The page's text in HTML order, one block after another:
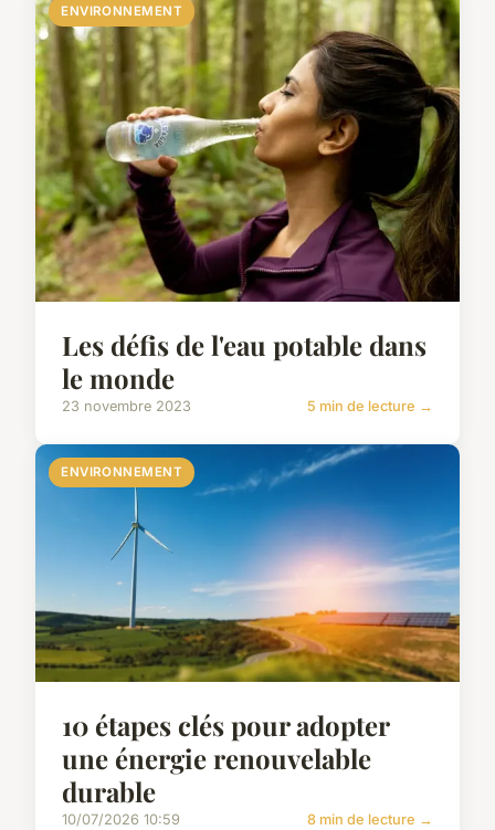
ENVIRONNEMENT
Les défis de l'eau potable dans
le monde
23 novembre 2023 5 min de lecture →
ENVIRONNEMENT
10 étapes clés pour adopter
une énergie renouvelable
durable
10/07/2026 10:59 8 min de lecture →